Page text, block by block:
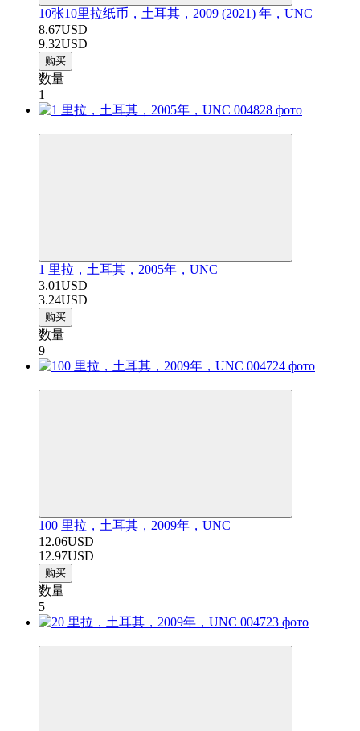
10张10里拉纸币，土耳其，2009 (2021) 年，UNC
8.67USD
9.32USD
购买
数量
1
1 里拉，土耳其，2005年，UNC
3.01USD
3.24USD
购买
数量
9
100 里拉，土耳其，2009年，UNC
12.06USD
12.97USD
购买
数量
5